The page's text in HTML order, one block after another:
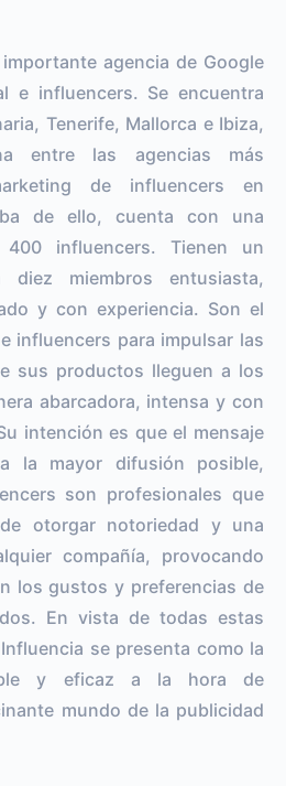
agencia de Google
e influencers. Se encuentra
Tenerife, Mallorca e Ibiza,
entre las agencias más
de influencers en
de ello, cuenta con una
influencers. Tienen un
miembros entusiasta,
y con experiencia. Son el
influencers para impulsar las
sus productos lleguen a los
abarcadora, intensa y con
intención es que el mensaje
la mayor difusión posible,
son profesionales que
otorgar notoriedad y una
compañía, provocando
los gustos y preferencias de
En vista de todas estas
se presenta como la
y eficaz a la hora de
mundo de la publicidad